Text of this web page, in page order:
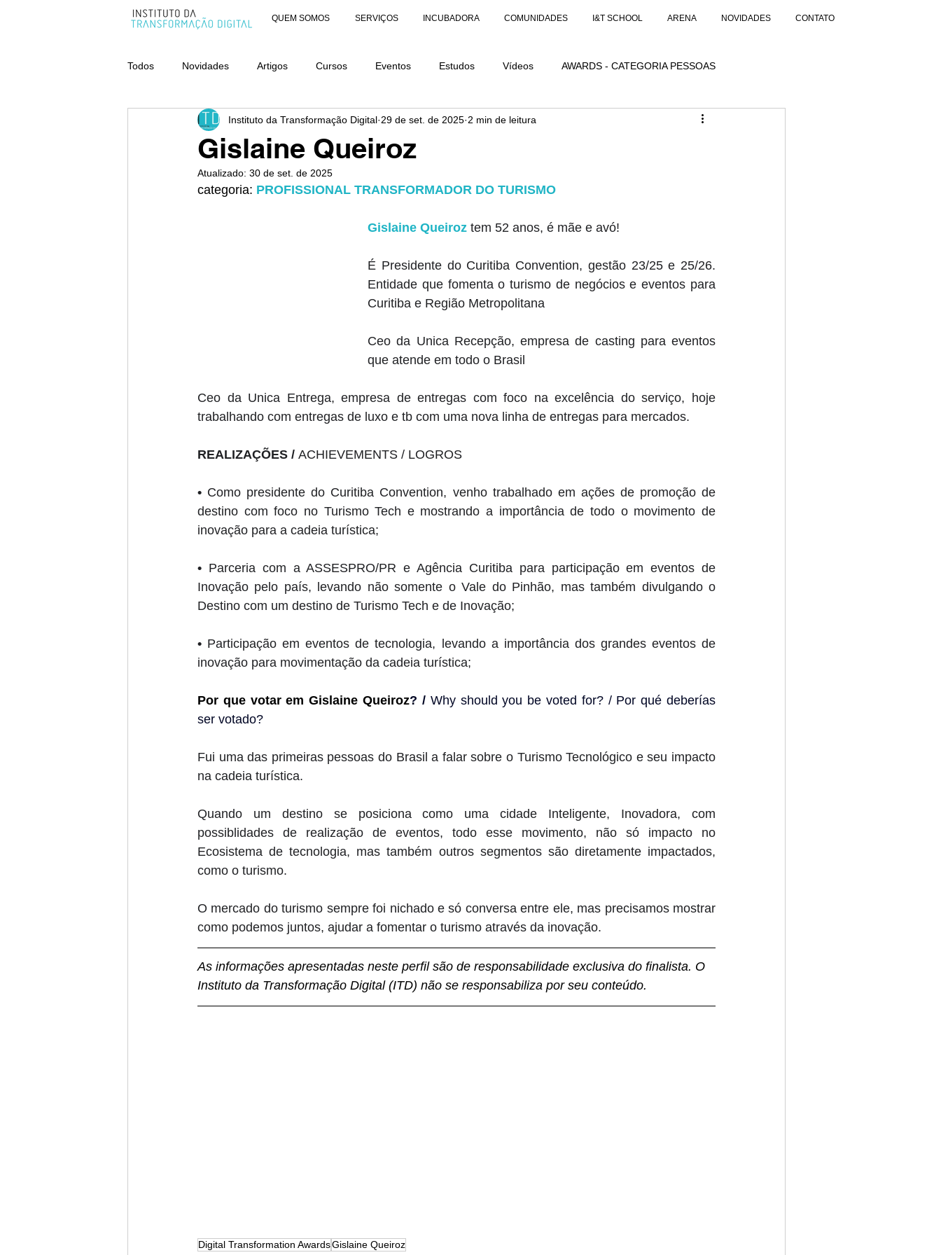
QUEM SOMOS SERVIÇOS INCUBADORA COMUNIDADES I&T SCHOOL ARENA NOVIDADES CONTATO
Todos Novidades Artigos Cursos Eventos Estudos Vídeos AWARDS - CATEGORIA PESSOAS
AWARDS - CATEGORIA ORGANIZAÇÕES AWARDS - CATEGORIA DISTINÇÃO
Gislaine Queiroz
Instituto da Transformação Digital 29 de set. de 2025 2 min de leitura
Atualizado: 30 de set. de 2025
categoria: PROFISSIONAL TRANSFORMADOR DO TURISMO
Gislaine Queiroz tem 52 anos, é mãe e avó!
É Presidente do Curitiba Convention, gestão 23/25 e 25/26.
Entidade que fomenta o turismo de negócios e eventos para
Curitiba e Região Metropolitana
Ceo da Unica Recepção, empresa de casting para eventos
que atende em todo o Brasil
Ceo da Unica Entrega, empresa de entregas com foco na excelência do serviço, hoje
trabalhando com entregas de luxo e tb com uma nova linha de entregas para mercados.
REALIZAÇÕES / ACHIEVEMENTS / LOGROS
• Como presidente do Curitiba Convention, venho trabalhado em ações de promoção de
destino com foco no Turismo Tech e mostrando a importância de todo o movimento de
inovação para a cadeia turística;
• Parceria com a ASSESPRO/PR e Agência Curitiba para participação em eventos de
Inovação pelo país, levando não somente o Vale do Pinhão, mas também divulgando o
Destino com um destino de Turismo Tech e de Inovação;
• Participação em eventos de tecnologia, levando a importância dos grandes eventos de
inovação para movimentação da cadeia turística;
Por que votar em Gislaine Queiroz? / Why should you be voted for? / Por qué deberías
ser votado?
Fui uma das primeiras pessoas do Brasil a falar sobre o Turismo Tecnológico e seu impacto
na cadeia turística.
Quando um destino se posiciona como uma cidade Inteligente, Inovadora, com
possiblidades de realização de eventos, todo esse movimento, não só impacto no
Ecosistema de tecnologia, mas também outros segmentos são diretamente impactados,
como o turismo.
O mercado do turismo sempre foi nichado e só conversa entre ele, mas precisamos mostrar
como podemos juntos, ajudar a fomentar o turismo através da inovação.
As informações apresentadas neste perfil são de responsabilidade exclusiva do finalista. O
Instituto da Transformação Digital (ITD) não se responsabiliza por seu conteúdo.
Digital Transformation AwardsGislaine Queiroz